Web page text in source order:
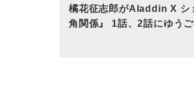
橘花征志郎がAladdin X シ
角関係』 1話、2話にゆうご